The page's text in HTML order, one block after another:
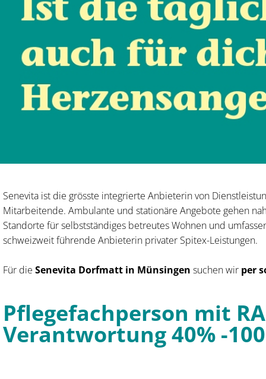
Senevita ist die grösste integrierte Anbieterin von
Mitarbeitende. Ambulante und stationäre Angebote gehen
Standorte für selbstständiges betreutes Wohnen und
schweizweit führende Anbieterin privater Spitex-Leistungen.
Für die Senevita Dorfmatt in Münsingen suchen wir per
Pflegefachperson mit
Verantwortung 40% -